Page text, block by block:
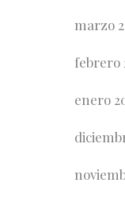
marzo
febrero
enero